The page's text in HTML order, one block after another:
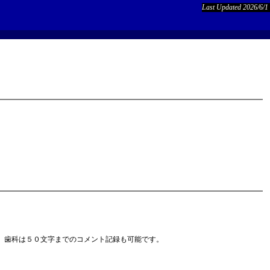
Last Updated 2026/6/1
科は５０文字までのコメント記録も可能です。